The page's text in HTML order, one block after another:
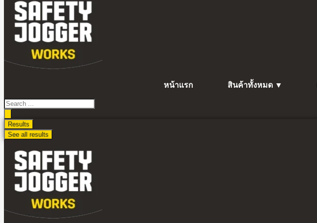
เนื้อหา
หน้าแรก สินค้าทั้งหมด ▼
Search
...
Results
See all results